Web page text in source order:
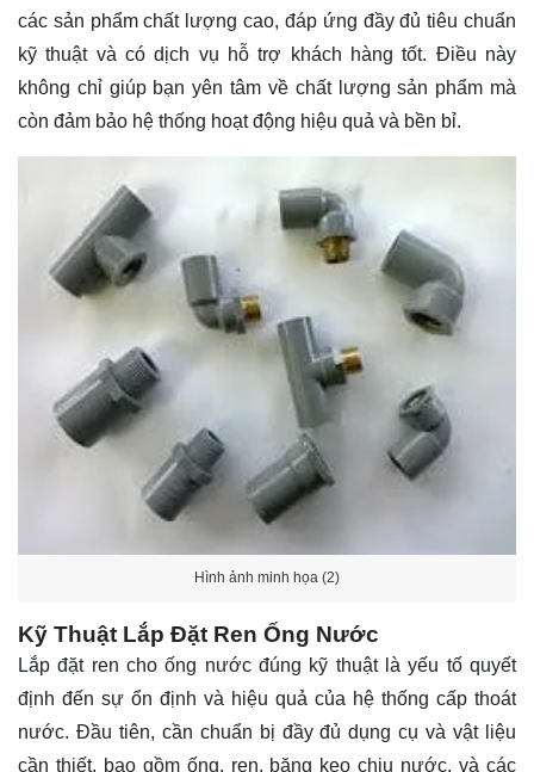
các sản phẩm chất lượng cao, đáp ứng đầy đủ tiêu chuẩn
kỹ thuật và có dịch vụ hỗ trợ khách hàng tốt. Điều này
không chỉ giúp bạn yên tâm về chất lượng sản phẩm mà
còn đảm bảo hệ thống hoạt động hiệu quả và bền bỉ.
Hình ảnh minh họa (2)
Kỹ Thuật Lắp Đặt Ren Ống Nước
Lắp đặt ren cho ống nước đúng kỹ thuật là yếu tố quyết
định đến sự ổn định và hiệu quả của hệ thống cấp thoát
nước. Đầu tiên, cần chuẩn bị đầy đủ dụng cụ và vật liệu
cần thiết, bao gồm ống, ren, băng keo chịu nước, và các